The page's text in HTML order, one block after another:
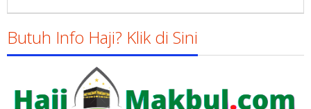
Susanto
Butuh Info Haji? Klik di Sini